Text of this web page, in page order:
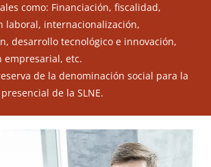
como: Financiación, fiscalidad,
laboral, internacionalización,
desarrollo tecnológico e innovación,
empresarial, etc.
de la denominación social para la
de la SLNE.